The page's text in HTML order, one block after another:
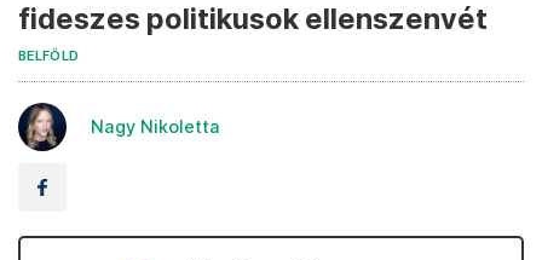
fideszes politikusok ellenszenvét
BELFÖLD
Nagy Nikoletta